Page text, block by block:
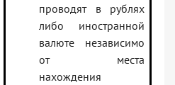
проводят в рублях
либо иностранной
валюте независимо
от места
нахождения